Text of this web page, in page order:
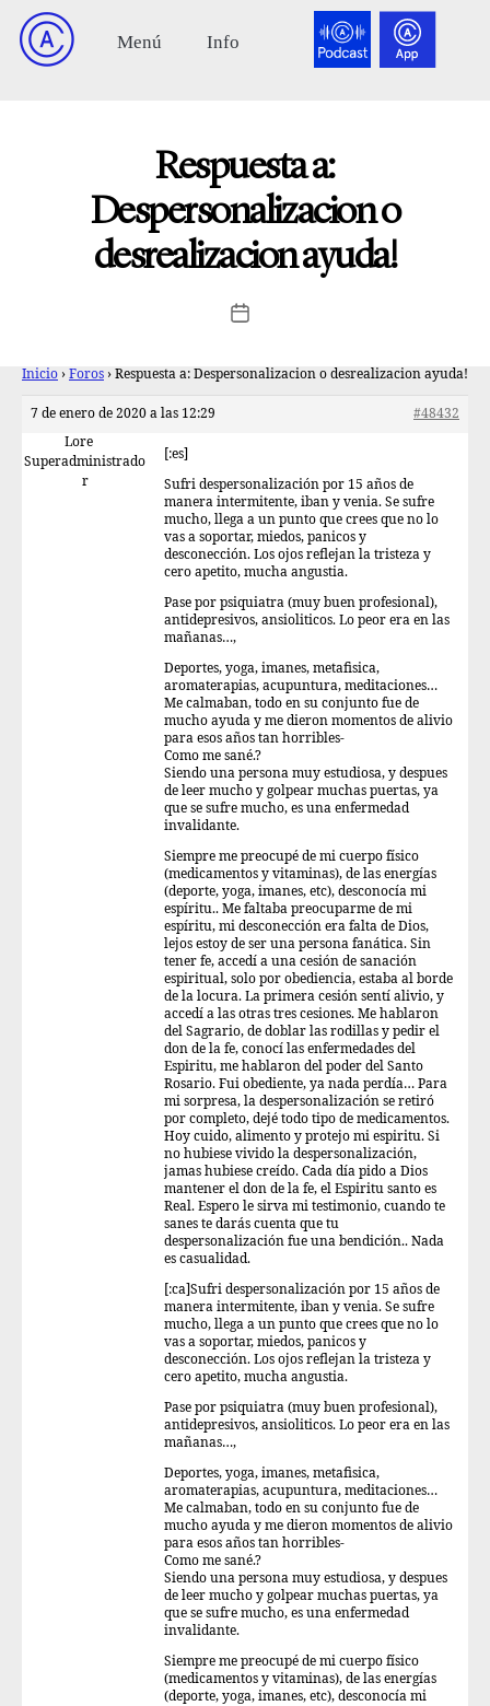
Respuesta a:
Despersonalizacion o
desrealizacion ayuda!
Inicio › Foros › Respuesta a: Despersonalizacion o desrealizacion ayuda!
7 de enero de 2020 a las 12:29
#48432
Lore
Superadministrado
r
[:es]
Sufri despersonalización por 15 años de
manera intermitente, iban y venia. Se sufre
mucho, llega a un punto que crees que no lo
vas a soportar, miedos, panicos y
desconección. Los ojos reflejan la tristeza y
cero apetito, mucha angustia.
Pase por psiquiatra (muy buen profesional),
antidepresivos, ansioliticos. Lo peor era en las
mañanas…,
Deportes, yoga, imanes, metafisica,
aromaterapias, acupuntura, meditaciones…
Me calmaban, todo en su conjunto fue de
mucho ayuda y me dieron momentos de alivio
para esos años tan horribles-
Como me sané.?
Siendo una persona muy estudiosa, y despues
de leer mucho y golpear muchas puertas, ya
que se sufre mucho, es una enfermedad
invalidante.
Siempre me preocupé de mi cuerpo físico
(medicamentos y vitaminas), de las energías
(deporte, yoga, imanes, etc), desconocía mi
espíritu.. Me faltaba preocuparme de mi
espíritu, mi desconección era falta de Dios,
lejos estoy de ser una persona fanática. Sin
tener fe, accedí a una cesión de sanación
espiritual, solo por obediencia, estaba al borde
de la locura. La primera cesión sentí alivio, y
accedí a las otras tres cesiones. Me hablaron
del Sagrario, de doblar las rodillas y pedir el
don de la fe, conocí las enfermedades del
Espiritu, me hablaron del poder del Santo
Rosario. Fui obediente, ya nada perdía… Para
mi sorpresa, la despersonalización se retiró
por completo, dejé todo tipo de medicamentos.
Hoy cuido, alimento y protejo mi espiritu. Si
no hubiese vivido la despersonalización,
jamas hubiese creído. Cada día pido a Dios
mantener el don de la fe, el Espiritu santo es
Real. Espero le sirva mi testimonio, cuando te
sanes te darás cuenta que tu
despersonalización fue una bendición.. Nada
es casualidad.
[:ca]Sufri despersonalización por 15 años de
manera intermitente, iban y venia. Se sufre
mucho, llega a un punto que crees que no lo
vas a soportar, miedos, panicos y
desconección. Los ojos reflejan la tristeza y
cero apetito, mucha angustia.
Pase por psiquiatra (muy buen profesional),
antidepresivos, ansioliticos. Lo peor era en las
mañanas…,
Deportes, yoga, imanes, metafisica,
aromaterapias, acupuntura, meditaciones…
Me calmaban, todo en su conjunto fue de
mucho ayuda y me dieron momentos de alivio
para esos años tan horribles-
Como me sané.?
Siendo una persona muy estudiosa, y despues
de leer mucho y golpear muchas puertas, ya
que se sufre mucho, es una enfermedad
invalidante.
Siempre me preocupé de mi cuerpo físico
(medicamentos y vitaminas), de las energías
(deporte, yoga, imanes, etc), desconocía mi